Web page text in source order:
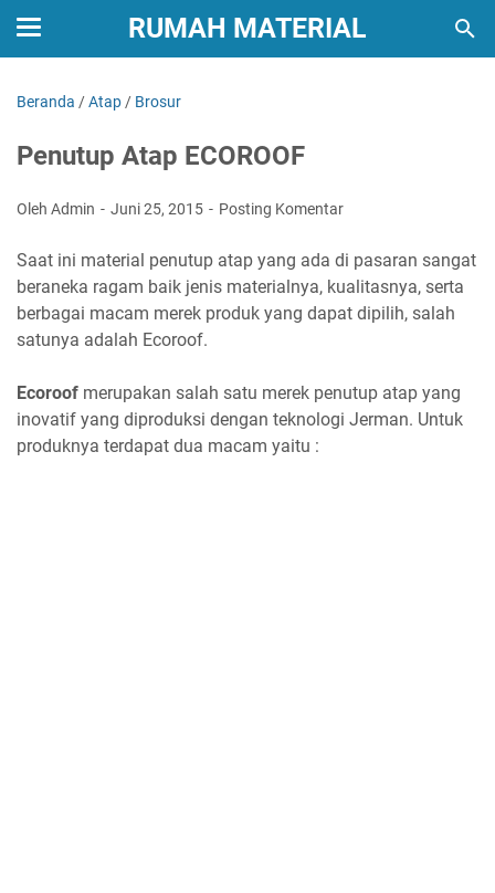
RUMAH MATERIAL
Beranda /Atap / Brosur
Penutup Atap ECOROOF
Oleh Admin Juni 25, 2015 Posting Komentar
Saat ini material penutup atap yang ada di pasaran sangat
beraneka ragam baik jenis materialnya, kualitasnya, serta
berbagai macam merek produk yang dapat dipilih, salah
satunya adalah Ecoroof.
Ecoroof merupakan salah satu merek penutup atap yang
inovatif yang diproduksi dengan teknologi Jerman. Untuk
produknya terdapat dua macam yaitu :